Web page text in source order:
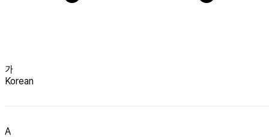
가
Korean
A